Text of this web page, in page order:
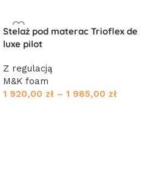
Stelaż pod materac Trioflex de
luxe pilot
Z regulacją
M&K foam
1 920,00 zł – 1 985,00 zł